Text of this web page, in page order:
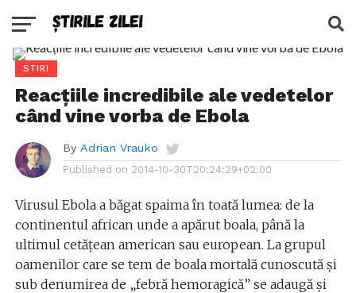
STIRI
Reacțiile incredibile ale vedetelor
când vine vorba de Ebola
By Adrian Vrauko
Published on 2014-10-30T20:24:29+02:00
Virusul Ebola a băgat spaima în toată lumea: de la
continentul african unde a apărut boala, până la
ultimul cetățean american sau european. La grupul
oamenilor care se tem de boala mortală cunoscută și
sub denumirea de „febră hemoragică” se adaugă și